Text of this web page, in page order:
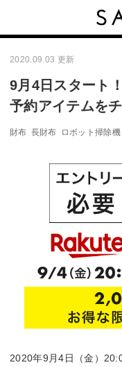
2020.09.03 更新
9月4日スタート
予約アイテムを
財布 長財布 ロボット掃除機
2020年9月4日（金）